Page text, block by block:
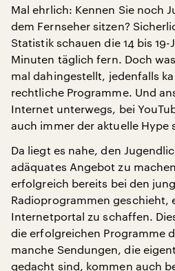
Mal ehrlich: Kennen Sie noch
dem Fernseher sitzen?
Statistik schauen die 14 bis
Minuten täglich fern. Doch
mal dahingestellt, jedenfalls
rechtliche Programme. Und
Internet unterwegs, bei
auch immer der aktuelle Hype
Da liegt es nahe, den
adäquates Angebot zu
erfolgreich bereits bei den
Radioprogrammen geschieht,
Internetportal zu schaffen.
die erfolgreichen Programme
manche Sendungen, die
gedacht sind, kommen auch